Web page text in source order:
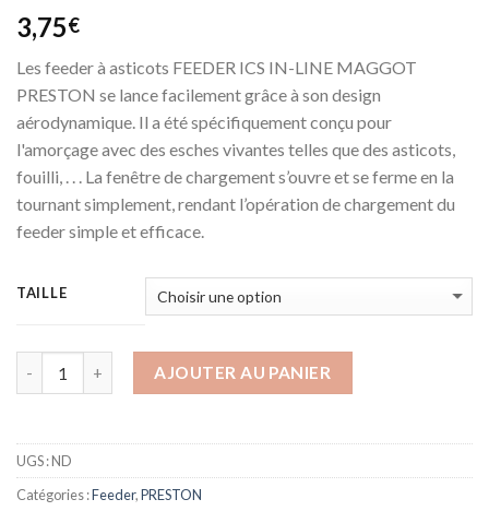
3,75€
Les feeder à asticots FEEDER ICS IN-LINE MAGGOT
PRESTON se lance facilement grâce à son design
aérodynamique. Il a été spécifiquement conçu pour
l'amorçage avec des esches vivantes telles que des asticots,
fouilli, . . . La fenêtre de chargement s’ouvre et se ferme en la
tournant simplement, rendant l’opération de chargement du
feeder simple et efficace.
TAILLE
AJOUTER AU PANIER
UGS :ND
Catégories :Feeder,PRESTON